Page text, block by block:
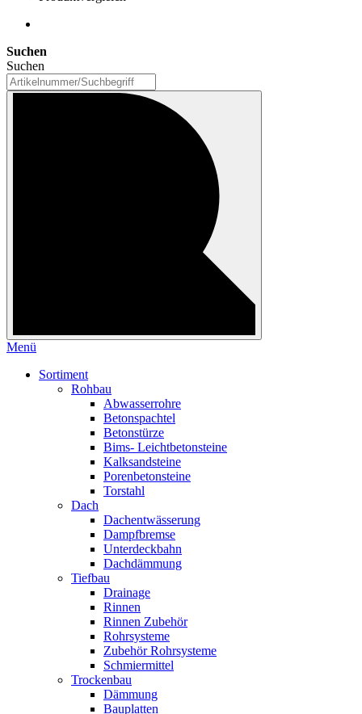
Suchen
Suchen
Menü
Sortiment
Rohbau
Abwasserrohre
Betonspachtel
Betonstürze
Bims- Leichtbetonsteine
Kalksandsteine
Porenbetonsteine
Torstahl
Dach
Dachentwässerung
Dampfbremse
Unterdeckbahn
Dachdämmung
Tiefbau
Drainage
Rinnen
Rinnen Zubehör
Rohrsysteme
Zubehör Rohrsysteme
Schmiermittel
Trockenbau
Dämmung
Bauplatten